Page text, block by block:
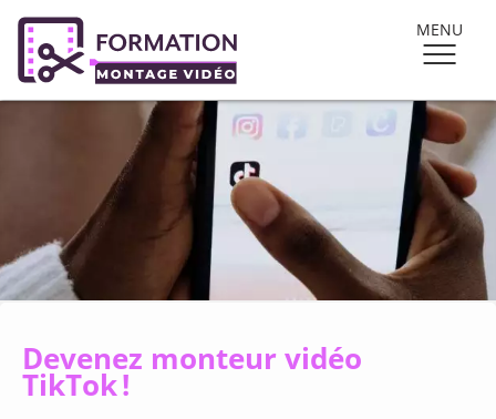
MENU
Devenez monteur vidéo
TikTok !